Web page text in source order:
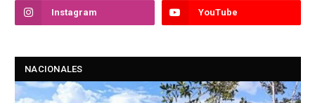
Instagram YouTube
NACIONALES